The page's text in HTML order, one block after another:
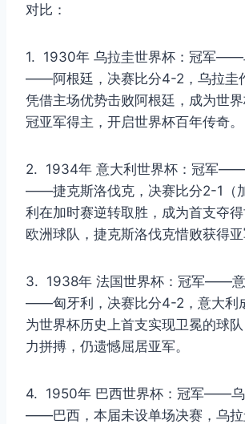
对比：
1. 1930年 乌拉圭世界杯：冠军——
——阿根廷，决赛比分4-2，乌拉圭
凭借主场优势击败阿根廷，成为世
冠亚军得主，开启世界杯百年传奇。
2. 1934年 意大利世界杯：冠军——
——捷克斯洛伐克，决赛比分2-1（
利在加时赛逆转取胜，成为首支夺
欧洲球队，捷克斯洛伐克惜败获得亚
3. 1938年 法国世界杯：冠军——意
——匈牙利，决赛比分4-2，意大利
为世界杯历史上首支实现卫冕的球
力拼搏，仍遗憾屈居亚军。
4. 1950年 巴西世界杯：冠军——乌
——巴西，本届未设单场决赛，乌拉